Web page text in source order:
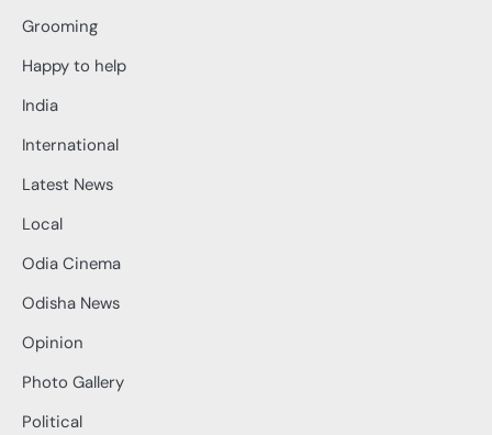
Grooming
Happy to help
India
International
Latest News
Local
Odia Cinema
Odisha News
Opinion
Photo Gallery
Political